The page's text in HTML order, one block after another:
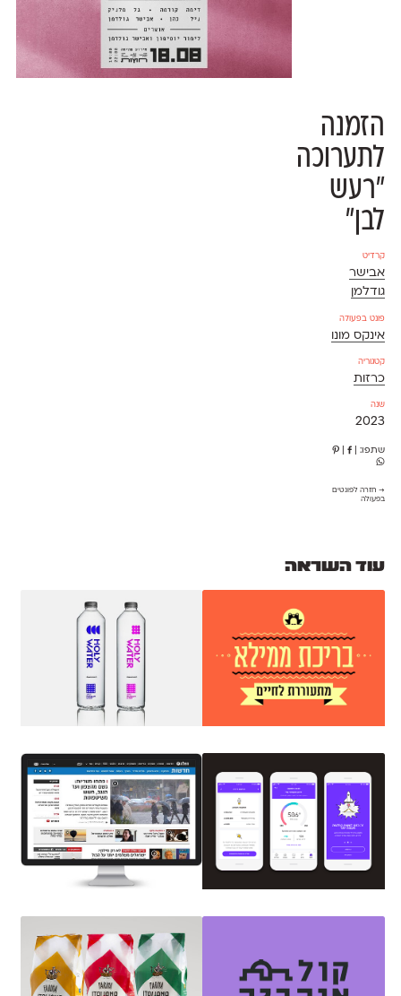
הזמנה
לתערוכה
״רעש
לבן״
קרדיט
אבישר
גודלמן
פונט בפעולה
אינקס מונו
קטגוריה
כרזות
שנה
2023
שתפו: |
→ חזרה לפונטים
בפעולה
עוד השראה